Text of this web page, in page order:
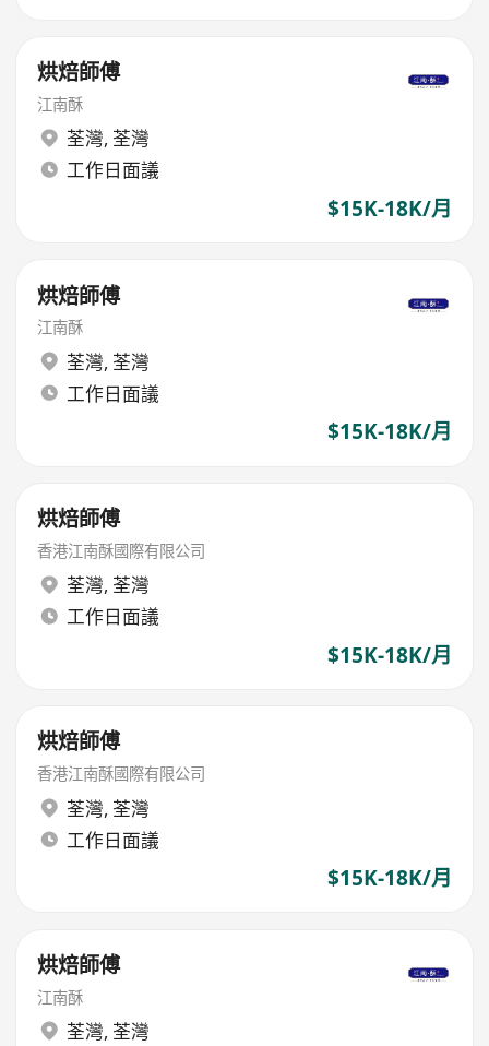
烘焙師傅
江南酥
荃灣, 荃灣
工作日面議
$15K-18K/月
烘焙師傅
江南酥
荃灣, 荃灣
工作日面議
$15K-18K/月
烘焙師傅
香港江南酥國際有限公司
荃灣, 荃灣
工作日面議
$15K-18K/月
烘焙師傅
香港江南酥國際有限公司
荃灣, 荃灣
工作日面議
$15K-18K/月
烘焙師傅
江南酥
荃灣, 荃灣